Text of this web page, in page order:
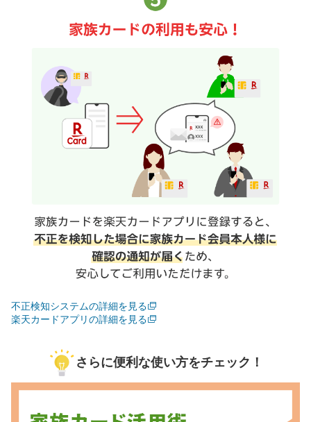
不正検知システムの詳細を見る
楽天カードアプリの詳細を見る
さらに便利な使い方をチェック！